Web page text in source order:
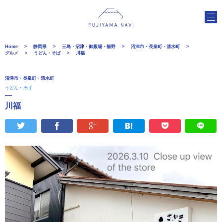
Home 静岡県 三島・沼津・御殿場・裾野
沼津市・長泉町・清水町
グルメ
うどん・そば 川福
沼津市・長泉町・清水町
うどん・そば
川福